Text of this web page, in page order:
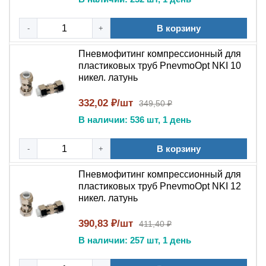
исполнения
Рабочее давление: соответствует рабочему
давлению применяемой трубки
Максимальное давление: соответствует макс.
давлению применяемой трубки
Отрицательное давление (вакуум): -100 кПа
температуре применяемой трубки
Рабочая среда: воздух, вакуум, вода, технические
жидкости
Тип уплотнения: обжимная втулка (нейлон)
Основное назначение и условия
эксплуатации
Компрессионный фитинг NKI применяется для
- + В корзину
Пневмофитинг компрессионный для
пластиковых труб PnevmoOpt NKI 10
никел. латунь
332,02 ₽/шт 349,50 ₽
В наличии: 536 шт, 1 день
- + В корзину
Пневмофитинг компрессионный для
пластиковых труб PnevmoOpt NKI 12
никел. латунь
390,83 ₽/шт 411,40 ₽
В наличии: 257 шт, 1 день